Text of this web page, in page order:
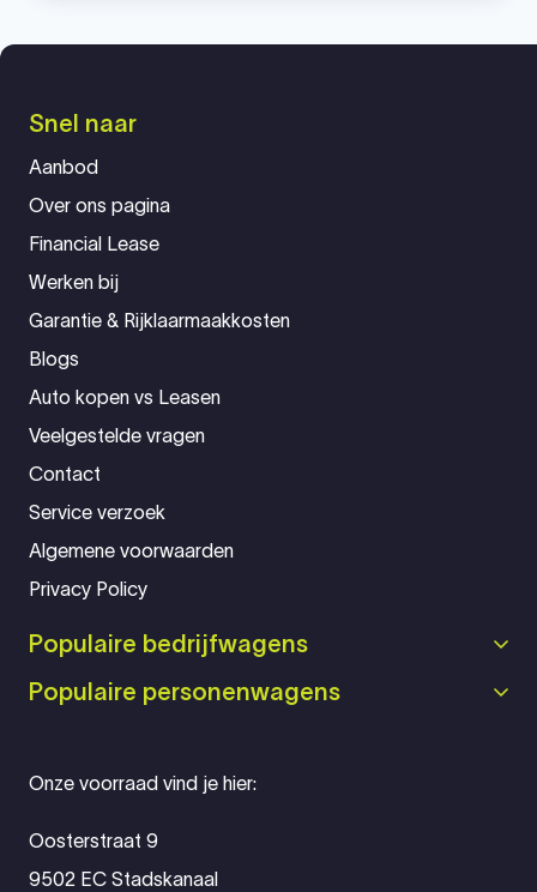
Onze voorraad vind je hier:
Oosterstraat 9
9502 EC Stadskanaal
Snel naar
Aanbod
Over ons pagina
Financial Lease
Werken bij
Garantie & Rijklaarmaakkosten
Blogs
Auto kopen vs Leasen
Veelgestelde vragen
Contact
Service verzoek
Algemene voorwaarden
Privacy Policy
Populaire bedrijfwagens
Populaire personenwagens